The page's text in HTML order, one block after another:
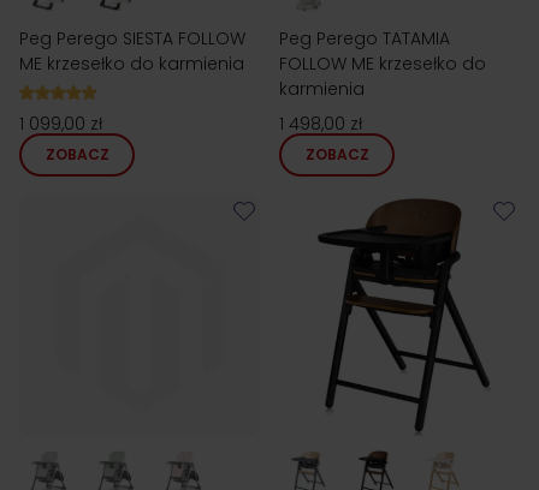
Peg Perego SIESTA FOLLOW
ME krzesełko do karmienia
1 099,00 zł
ZOBACZ
Peg Perego TATAMIA
FOLLOW ME krzesełko do
karmienia
1 498,00 zł
ZOBACZ